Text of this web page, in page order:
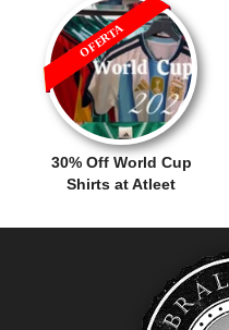
30% Off World Cup
Shirts at Atleet
OFERTA